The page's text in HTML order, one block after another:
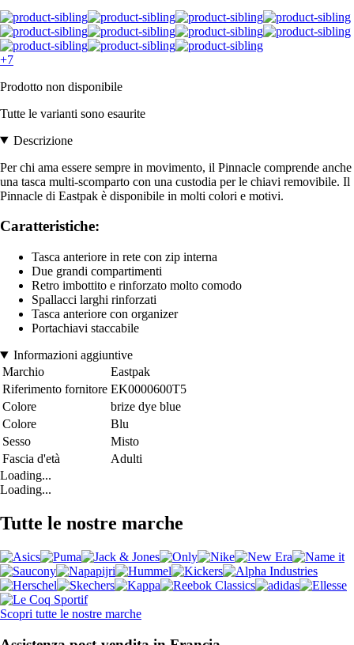
+7
Prodotto non disponibile
Tutte le varianti sono esaurite
Descrizione
Per chi ama essere sempre in movimento, il Pinnacle comprende anche
una tasca multi-scomparto con una custodia per le chiavi removibile. Il
Pinnacle di Eastpak è disponibile in molti colori e motivi.
Caratteristiche:
Tasca anteriore in rete con zip interna
Due grandi compartimenti
Retro imbottito e rinforzato molto comodo
Spallacci larghi rinforzati
Tasca anteriore con organizer
Portachiavi staccabile
Informazioni aggiuntive
Marchio
Eastpak
Riferimento fornitore EK0000600T5
Colore
brize dye blue
Colore
Blu
Sesso
Misto
Fascia d'età
Adulti
Loading...
Loading...
Tutte le nostre marche
Scopri tutte le nostre marche